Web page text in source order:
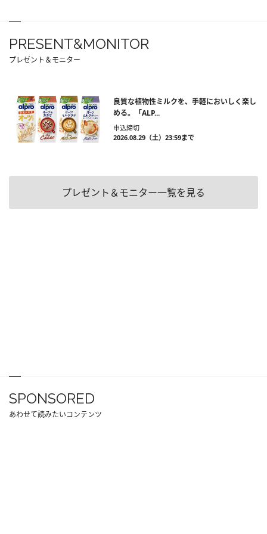
PRESENT&MONITOR
プレゼント＆モニター
良質な植物性ミルクを、手軽においしく楽し
める。「ALP...
申込締切
2026.08.29（土）23:59まで
プレゼント＆モニター一覧を見る
SPONSORED
あわせて読みたいコンテンツ